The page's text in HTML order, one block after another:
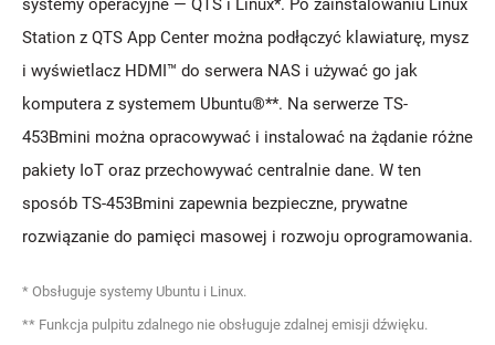
systemy operacyjne — QTS i Linux*. Po zainstalowaniu Linux
Station z QTS App Center można podłączyć klawiaturę, mysz
i wyświetlacz HDMI™ do serwera NAS i używać go jak
komputera z systemem Ubuntu®**. Na serwerze TS-
453Bmini można opracowywać i instalować na żądanie różne
pakiety IoT oraz przechowywać centralnie dane. W ten
sposób TS-453Bmini zapewnia bezpieczne, prywatne
rozwiązanie do pamięci masowej i rozwoju oprogramowania.
* Obsługuje systemy Ubuntu i Linux.
** Funkcja pulpitu zdalnego nie obsługuje zdalnej emisji dźwięku.